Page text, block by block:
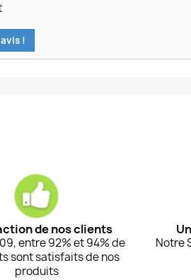
!
de nos clients
entre 92% et 94% de
sont satisfaits de nos
produits
Notre